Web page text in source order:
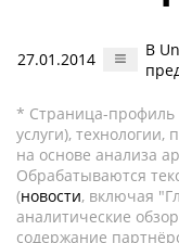
27.01.2014
В
* Страница-профиль
услуги), технологии,
на основе анализа
Обрабатываются
(новости, включая
аналитические
содержание